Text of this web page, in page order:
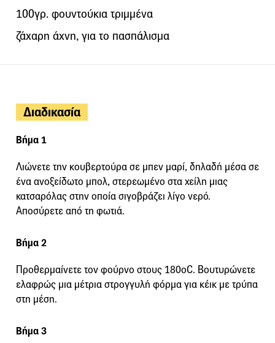
100γρ. φουντούκια τριμμένα
ζάχαρη άχνη, για το πασπάλισμα
Διαδικασία
Βήμα 1
Λιώνετε την κουβερτούρα σε μπεν μαρί, δηλαδή μέσα σε
ένα ανοξείδωτο μπολ, στερεωμένο στα χείλη μιας
κατσαρόλας στην οποία σιγοβράζει λίγο νερό.
Αποσύρετε από τη φωτιά.
Βήμα 2
Προθερμαίνετε τον φούρνο στους 180οC. Βουτυρώνετε
ελαφρώς μια μέτρια στρογγυλή φόρμα για κέικ με τρύπα
στη μέση.
Βήμα 3